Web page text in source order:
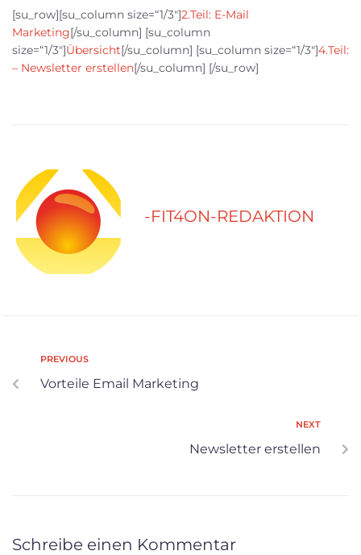
[su_row][su_column size=“1/3″]2.Teil: E-Mail
Marketing[/su_column] [su_column
size=“1/3″]Übersicht[/su_column] [su_column size=“1/3″]4.Teil:
– Newsletter erstellen[/su_column] [/su_row]
-FIT4ON-REDAKTION
PREVIOUS
Vorteile Email Marketing
NEXT
Newsletter erstellen
Schreibe einen Kommentar